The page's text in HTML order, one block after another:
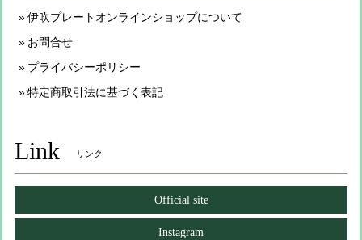
伊吹プレートオンラインショップについて
お問合せ
プライバシーポリシー
特定商取引法に基づく表記
Link リンク
Official site
Instagram